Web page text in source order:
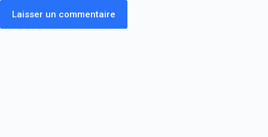
Laisser un commentaire